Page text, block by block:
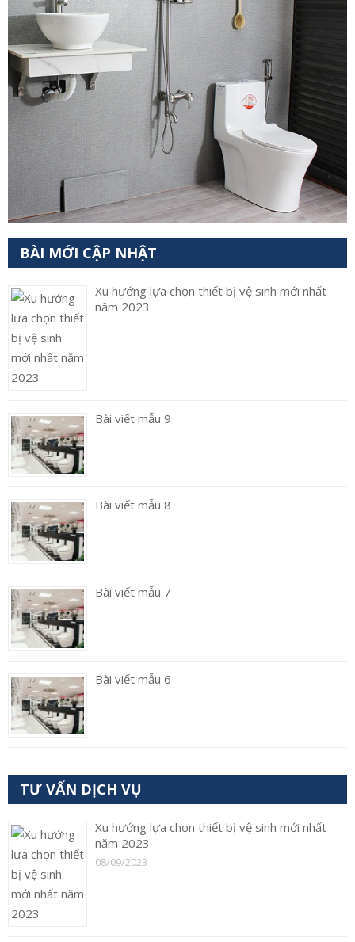
BÀI MỚI CẬP NHẬT
Xu hướng lựa chọn thiết bị vệ sinh mới nhất
năm 2023
Bài viết mẫu 9
Bài viết mẫu 8
Bài viết mẫu 7
Bài viết mẫu 6
TƯ VẤN DỊCH VỤ
Xu hướng lựa chọn thiết bị vệ sinh mới nhất
năm 2023
08/09/2023